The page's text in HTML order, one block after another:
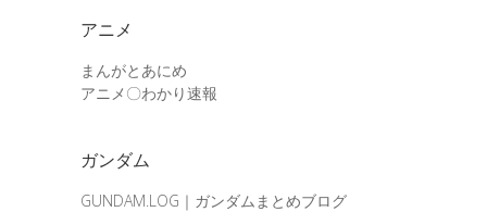
アニメ
まんがとあにめ
アニメ〇わかり速報
ガンダム
GUNDAM.LOG｜ガンダムまとめブログ